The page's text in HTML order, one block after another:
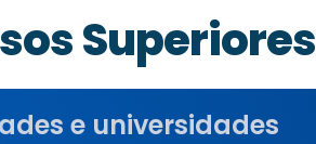
Superiores
e universidades